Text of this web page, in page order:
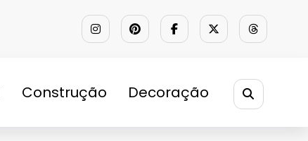
Construção Decoração